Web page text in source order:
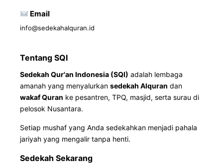
Email
info@sedekahalquran.id
Tentang SQI
Sedekah Qur'an Indonesia (SQI) adalah lembaga
amanah yang menyalurkan sedekah Alquran dan
wakaf Quran ke pesantren, TPQ, masjid, serta surau di
pelosok Nusantara.
Setiap mushaf yang Anda sedekahkan menjadi pahala
jariyah yang mengalir tanpa henti.
Sedekah Sekarang